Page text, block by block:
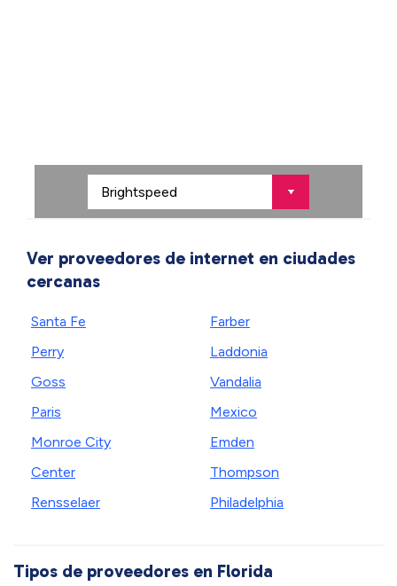
Ver proveedores de internet en ciudades
cercanas
Santa Fe
Perry
Goss
Paris
Monroe City
Center
Rensselaer
Farber
Laddonia
Vandalia
Mexico
Emden
Thompson
Philadelphia
Tipos de proveedores en Florida